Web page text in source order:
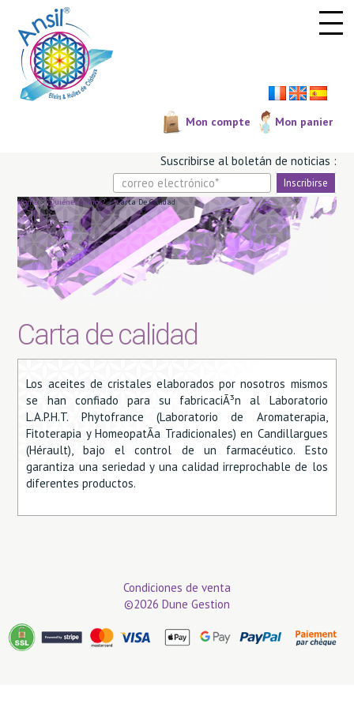
Mon compte Mon panier
Suscribirse al boletá­n de noticias :
Home > ¿Quiénes Somos? > Carta De Calidad
Carta de calidad
Los aceites de cristales elaborados por nosotros mismos
se han confiado para su fabricaciÃ³n al Laboratorio
L.A.P.H.T. Phytofrance (Laboratorio de Aromaterapia,
Fitoterapia y HomeopatÃ­a Tradicionales) en Candillargues
(Hérault), bajo el control de un farmacéutico. Esto
garantiza una seriedad y una calidad irreprochable de los
diferentes productos.
Condiciones de venta
©2026 Dune Gestion
Panel de gestión de cookies